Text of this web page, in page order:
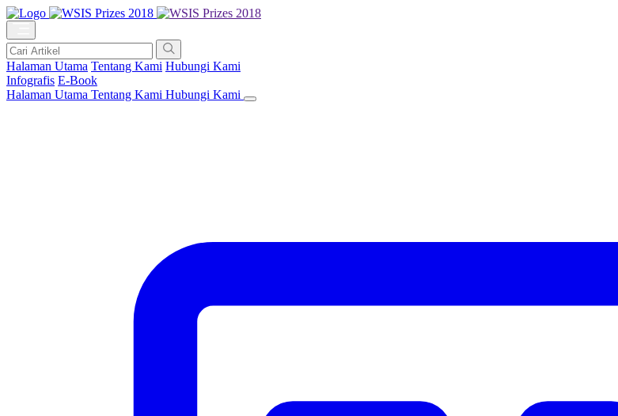
Halaman Utama Tentang Kami Hubungi Kami
Infografis E-Book
Halaman Utama Tentang Kami Hubungi Kami